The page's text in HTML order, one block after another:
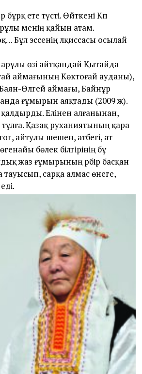
ете түсті. Өйткені Кәп
менің қайын атам.
Бұл эссенің әлқиссасы осылай
өзі айтқандай Қытайда
аймағының Көктоғай ауданы),
Өлгей аймағы, Байнұр
ғұмырын аяқтады (2009 ж).
Елінен алғанынан,
тұлға. Қазақ руханиятының қара
айтулы шешен, атбегі, ат
бөлек білгірінің бұ
жаз ғұмырының әрбір басқан
тауысып, сарқа алмас өнеге,